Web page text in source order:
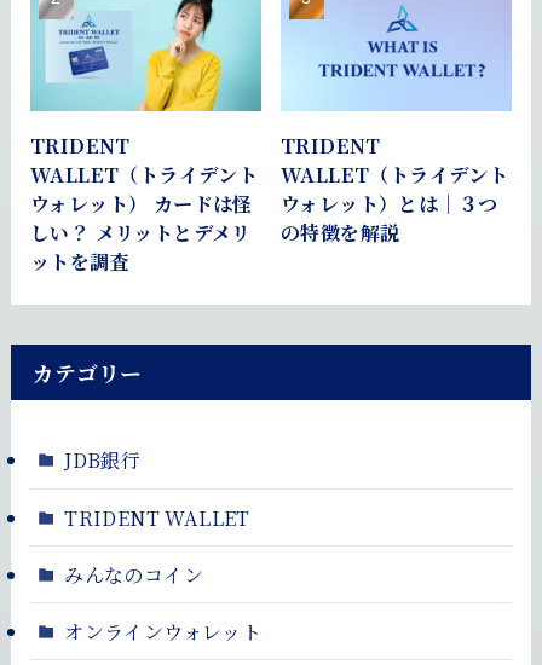
TRIDENT
WALLET（トライデント
ウォレット） カードは怪
しい？ メリットとデメリ
ットを調査
TRIDENT
WALLET（トライデント
ウォレット）とは｜３つ
の特徴を解説
カテゴリー
JDB銀行
TRIDENT WALLET
みんなのコイン
オンラインウォレット